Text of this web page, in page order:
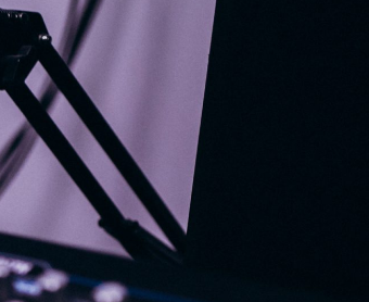
DOKUMENTI